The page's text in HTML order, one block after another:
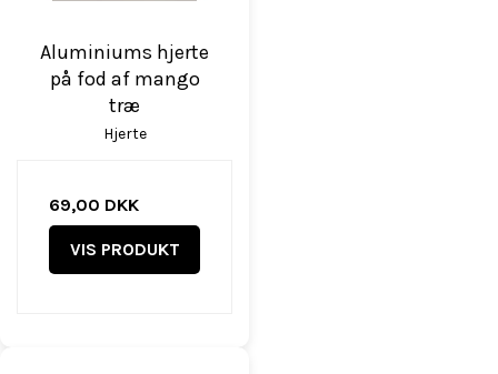
Aluminiums hjerte
på fod af mango
træ
Hjerte
69,00 DKK
VIS PRODUKT